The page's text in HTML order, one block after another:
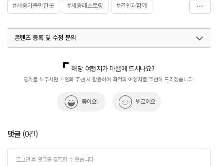
#세종가볼만한곳 #세종레스토랑 #연인과함께
콘텐츠 등록 및 수정 문의
열린관광콘텐츠팀(열린관광-모두의여행)
033-738-3425
해당 여행지가 마음에 드시나요?
평가를 해주시면 개인화 추천 시 활용하여 최적의 여행지를 추천해 드리겠습니다.
좋아요! 별로예요
댓글 (0건)